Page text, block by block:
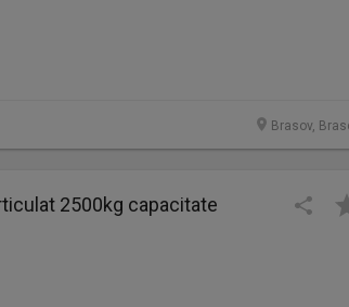
Brasov,
2500kg capacitate